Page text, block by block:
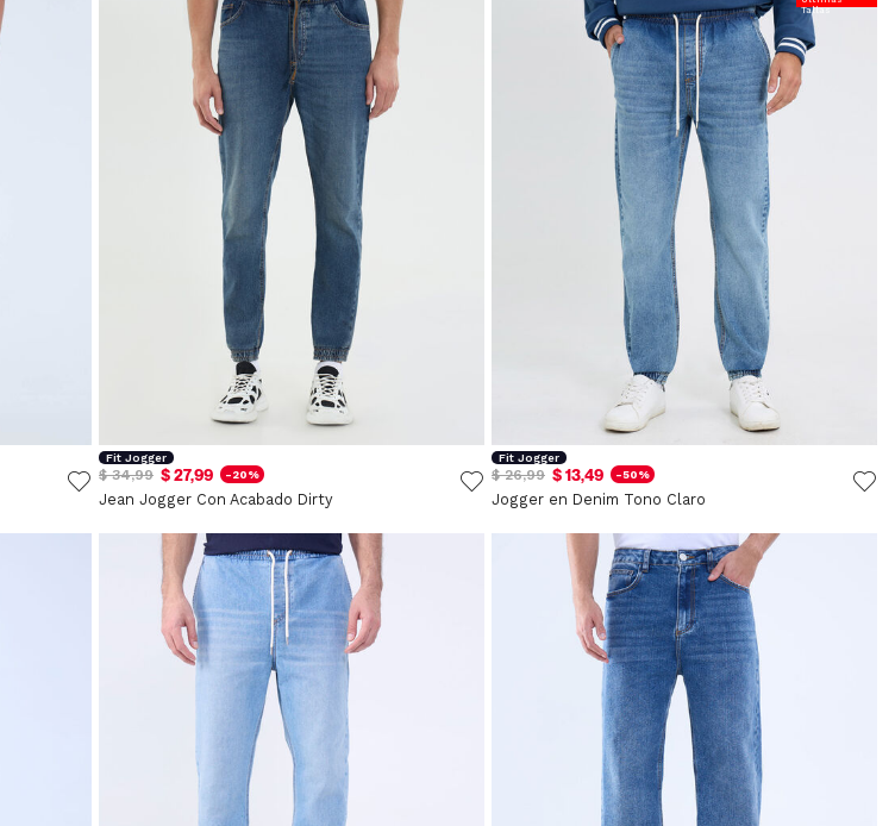
Fit Jogger
$ 34,99 $ 27,99 -20%
Jean Jogger Con Acabado Dirty
Tallas
Fit Jogger
$ 26,99 $ 13,49 -50%
Jogger en Denim Tono Claro